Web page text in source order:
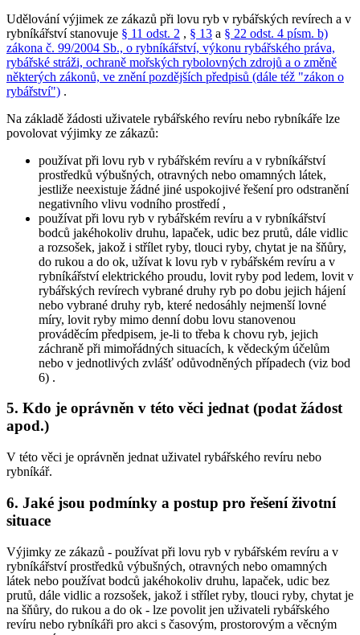
Udělování výjimek ze zákazů při lovu ryb v rybářských revírech a v
rybníkářství stanovuje § 11 odst. 2 , § 13 a § 22 odst. 4 písm. b)
zákona č. 99/2004 Sb., o rybníkářství, výkonu rybářského práva,
rybářské stráži, ochraně mořských rybolovných zdrojů a o změně
některých zákonů, ve znění pozdějších předpisů (dále též "zákon o
rybářství") .
Na základě žádosti uživatele rybářského revíru nebo rybníkáře lze
povolovat výjimky ze zákazů:
používat při lovu ryb v rybářském revíru a v rybníkářství
prostředků výbušných, otravných nebo omamných látek,
jestliže neexistuje žádné jiné uspokojivé řešení pro odstranění
negativního vlivu vodního prostředí ,
používat při lovu ryb v rybářském revíru a v rybníkářství
bodců jakéhokoliv druhu, lapaček, udic bez prutů, dále vidlic
a rozsošek, jakož i střílet ryby, tlouci ryby, chytat je na šňůry,
do rukou a do ok, užívat k lovu ryb v rybářském revíru a v
rybníkářství elektrického proudu, lovit ryby pod ledem, lovit v
rybářských revírech vybrané druhy ryb po dobu jejich hájení
nebo vybrané druhy ryb, které nedosáhly nejmenší lovné
míry, lovit ryby mimo denní dobu lovu stanovenou
prováděcím předpisem, je-li to třeba k chovu ryb, jejich
záchraně při mimořádných situacích, k vědeckým účelům
nebo v jednotlivých zvlášť odůvodněných případech (viz bod
6) .
5. Kdo je oprávněn v této věci jednat (podat žádost
apod.)
V této věci je oprávněn jednat uživatel rybářského revíru nebo
rybníkář.
6. Jaké jsou podmínky a postup pro řešení životní
situace
Výjimky ze zákazů - používat při lovu ryb v rybářském revíru a v
rybníkářství prostředků výbušných, otravných nebo omamných
látek nebo používat bodců jakéhokoliv druhu, lapaček, udic bez
prutů, dále vidlic a rozsošek, jakož i střílet ryby, tlouci ryby, chytat je
na šňůry, do rukou a do ok - lze povolit jen uživateli rybářského
revíru nebo rybníkáři pro akci s časovým, prostorovým a věcným